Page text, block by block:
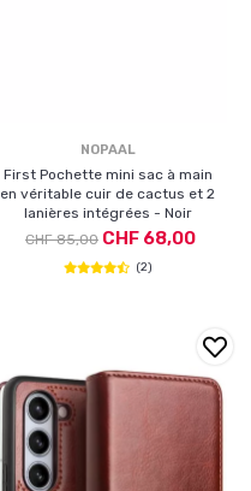
NOPAAL
First Pochette mini sac à main
en véritable cuir de cactus et 2
lanières intégrées - Noir
CHF 85,00 CHF 68,00
(2)